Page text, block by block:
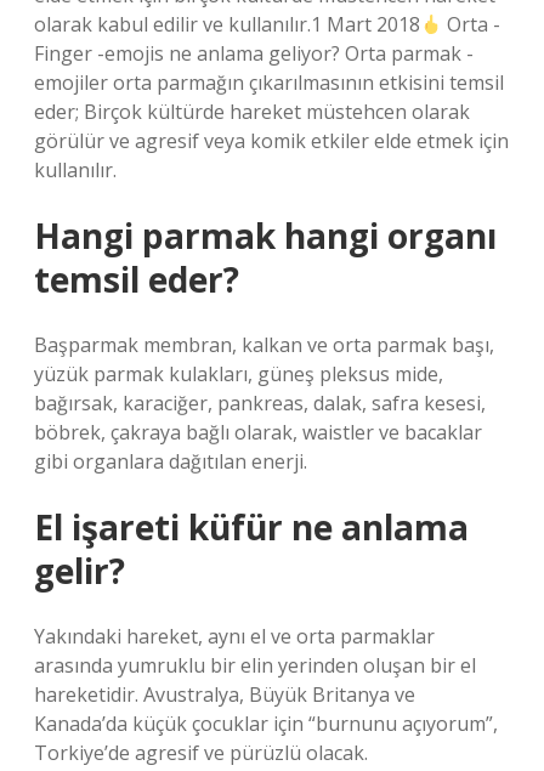
olarak kabul edilir ve kullanılır.1 Mart 2018
Orta -
Finger -emojis ne anlama geliyor? Orta parmak -
emojiler orta parmağın çıkarılmasının etkisini temsil
eder; Birçok kültürde hareket müstehcen olarak
görülür ve agresif veya komik etkiler elde etmek için
kullanılır.
Hangi parmak hangi organı
temsil eder?
Başparmak membran, kalkan ve orta parmak başı,
yüzük parmak kulakları, güneş pleksus mide,
bağırsak, karaciğer, pankreas, dalak, safra kesesi,
böbrek, çakraya bağlı olarak, waistler ve bacaklar
gibi organlara dağıtılan enerji.
El işareti küfür ne anlama
gelir?
Yakındaki hareket, aynı el ve orta parmaklar
arasında yumruklu bir elin yerinden oluşan bir el
hareketidir. Avustralya, Büyük Britanya ve
Kanada’da küçük çocuklar için “burnunu açıyorum”,
Torkiye’de agresif ve pürüzlü olacak.